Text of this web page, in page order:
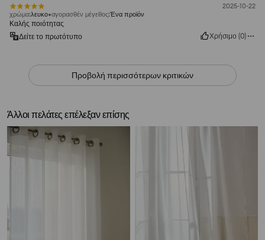
2025-10-22
χρώμα:λευκο αγορασθέν μέγεθος:Ένα προϊόν
Καλής ποιότητας
Δείτε το πρωτότυπο
Χρήσιμο (0)
Προβολή περισσότερων κριτικών
Άλλοι πελάτες επέλεξαν επίσης